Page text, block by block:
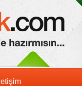
İletişim